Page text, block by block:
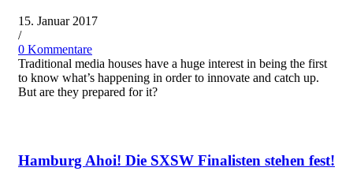
15. Januar 2017
/
0 Kommentare
Traditional media houses have a huge interest in being the first
to know what’s happening in order to innovate and catch up.
But are they prepared for it?
Hamburg Ahoi! Die SXSW Finalisten stehen fest!